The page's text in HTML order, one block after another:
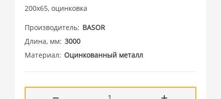
200х65, оцинковка
Производитель BASOR
Длина, мм 3000
Материал
Оцинкованный металл